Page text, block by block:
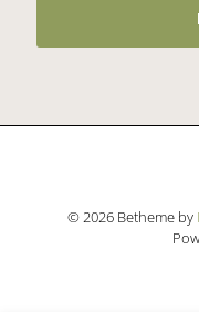
© 2026 Betheme by